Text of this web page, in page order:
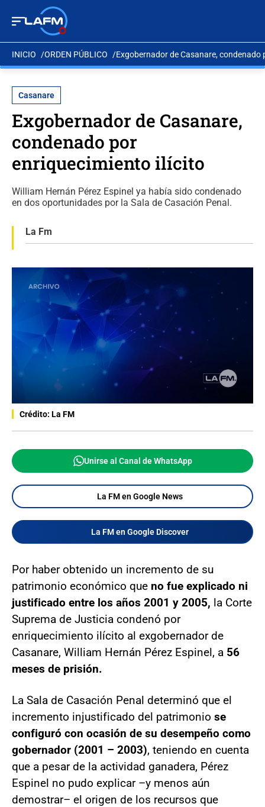
INICIO ORDEN PÚBLICO Exgobernador de Casanare,
Casanare
Exgobernador de Casanare,
condenado por
enriquecimiento ilícito
William Hernán Pérez Espinel ya había sido condenado
en dos oportunidades por la Sala de Casación Penal.
La Fm
Crédito: La FM
Unirse al Canal de WhatsApp
La FM en Google News
La FM en Google Discover
Por haber obtenido un incremento de su
patrimonio económico que no fue explicado ni
justificado entre los años 2001 y 2005, la Corte
Suprema de Justicia condenó por
enriquecimiento ilícito al exgobernador de
Casanare, William Hernán Pérez Espinel, a 56
meses de prisión.
La Sala de Casación Penal determinó que el
incremento injustificado del patrimonio se
configuró con ocasión de su desempeño como
gobernador (2001 – 2003), teniendo en cuenta
que a pesar de la actividad ganadera, Pérez
Espinel no pudo explicar –y menos aún
demostrar– el origen de los recursos que